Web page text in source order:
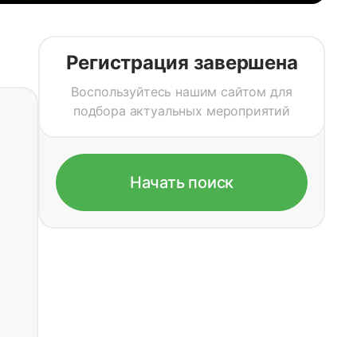
Регистрация завершена
Воспользуйтесь нашим сайтом для
подбора актуальных мероприятий
Начать поиск